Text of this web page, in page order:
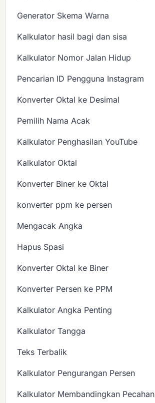
Generator Skema Warna
Kalkulator hasil bagi dan sisa
Kalkulator Nomor Jalan Hidup
Pencarian ID Pengguna Instagram
Konverter Oktal ke Desimal
Pemilih Nama Acak
Kalkulator Penghasilan YouTube
Kalkulator Oktal
Konverter Biner ke Oktal
konverter ppm ke persen
Mengacak Angka
Hapus Spasi
Konverter Oktal ke Biner
Konverter Persen ke PPM
Kalkulator Angka Penting
Kalkulator Tangga
Teks Terbalik
Kalkulator Pengurangan Persen
Kalkulator Membandingkan Pecahan